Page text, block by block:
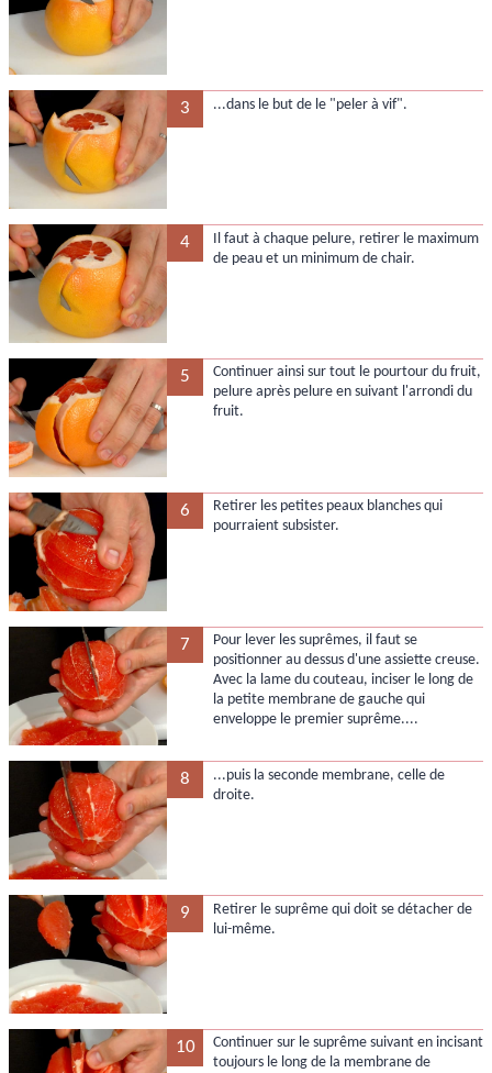
3 ...dans le but de le "peler à vif".
4
Il faut à chaque pelure, retirer le maximum
de peau et un minimum de chair.
5
Continuer ainsi sur tout le pourtour du fruit,
pelure après pelure en suivant l'arrondi du
fruit.
6
Retirer les petites peaux blanches qui
pourraient subsister.
7
Pour lever les suprêmes, il faut se
positionner au dessus d'une assiette creuse.
Avec la lame du couteau, inciser le long de
la petite membrane de gauche qui
enveloppe le premier suprême....
8
...puis la seconde membrane, celle de
droite.
9
Retirer le suprême qui doit se détacher de
lui-même.
10
Continuer sur le suprême suivant en incisant
toujours le long de la membrane de